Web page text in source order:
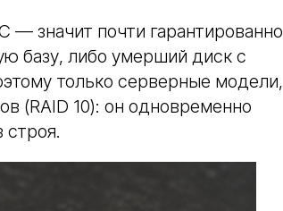
— значит почти гарантированно
базу, либо умерший диск с
только серверные модели,
(RAID 10): он одновременно
строя.